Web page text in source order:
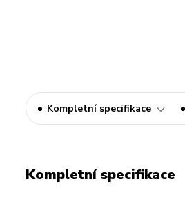
Kompletní specifikace
Kompletní specifikace